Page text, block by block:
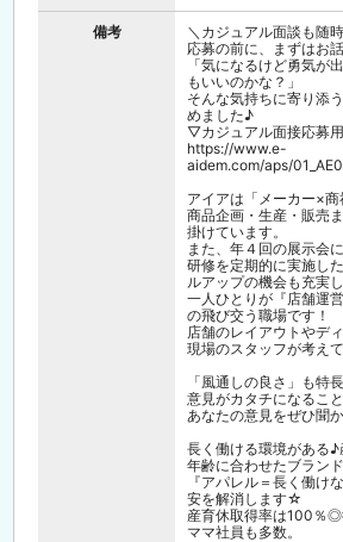
備考
＼カジュアル面談も随
応募の前に、まずはお
「気になるけど勇気が
もいいのかな？」
そんな気持ちに寄り添
めました♪
▽カジュアル面接応募
https://www.e-
aidem.com/aps/
アイアは「メーカー×商
商品企画・生産・販売
掛けています。
また、年４回の展示会
研修を定期的に実施し
ルアップの機会も充実
一人ひとりが『店舗運
の飛び交う職場です！
店舗のレイアウトやデ
現場のスタッフが考えて
「風通しの良さ」も特長
意見がカタチになるこ
あなたの意見をぜひ聞
長く働ける環境がある♪
年齢に合わせたブラン
『アパレル＝長く働け
安を解消します☆
産育休取得率は100％
ママ社員も多数。